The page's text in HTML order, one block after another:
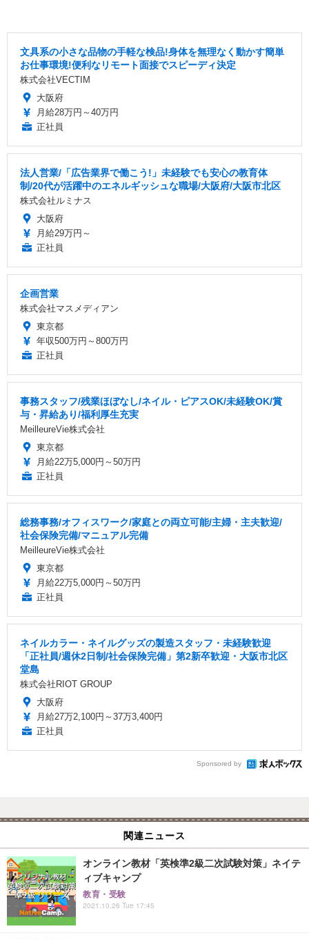
文具系の小さな品物の手軽な検品!身体を無理なく動かす簡単
お仕事環境!便利なリモート面接でスピーディ決定
株式会社VECTIM
大阪府
月給28万円～40万円
正社員
法人営業/「広告業界で働こう!」未経験でも安心の教育体
制/20代が活躍中のエネルギッシュな職場/大阪府/大阪市北区
株式会社ルミナス
大阪府
月給29万円～
正社員
企画営業
株式会社マスメディアン
東京都
年収500万円～800万円
正社員
事務スタッフ/残業ほぼなし/ネイル・ピアスOK/未経験OK/賞
与・昇給あり/福利厚生充実
MeilleureVie株式会社
東京都
月給22万5,000円～50万円
正社員
総務事務/オフィスワーク/家庭との両立可能/主婦・主夫歓迎/
社会保険完備/マニュアル完備
MeilleureVie株式会社
東京都
月給22万5,000円～50万円
正社員
ネイルカラー・ネイルグッズの製造スタッフ・未経験歓迎
「正社員/週休2日制/社会保険完備」第2新卒歓迎・大阪市北区
堂島
株式会社RIOT GROUP
大阪府
月給27万2,100円～37万3,400円
正社員
Sponsored by
関連ニュース
オンライン教材「英検準2級二次試験対策」ネイテ
ィブキャンプ
教育・受験
2021.10.26 Tue 17:45